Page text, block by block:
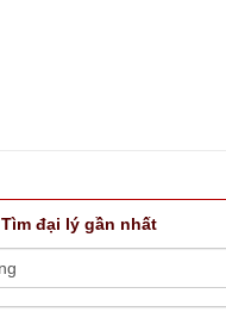
Tìm đại lý gần nhất